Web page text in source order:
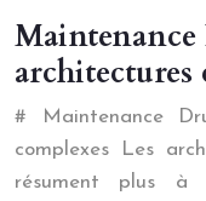
architectures
# Maintenance
complexes Les
résument plus à